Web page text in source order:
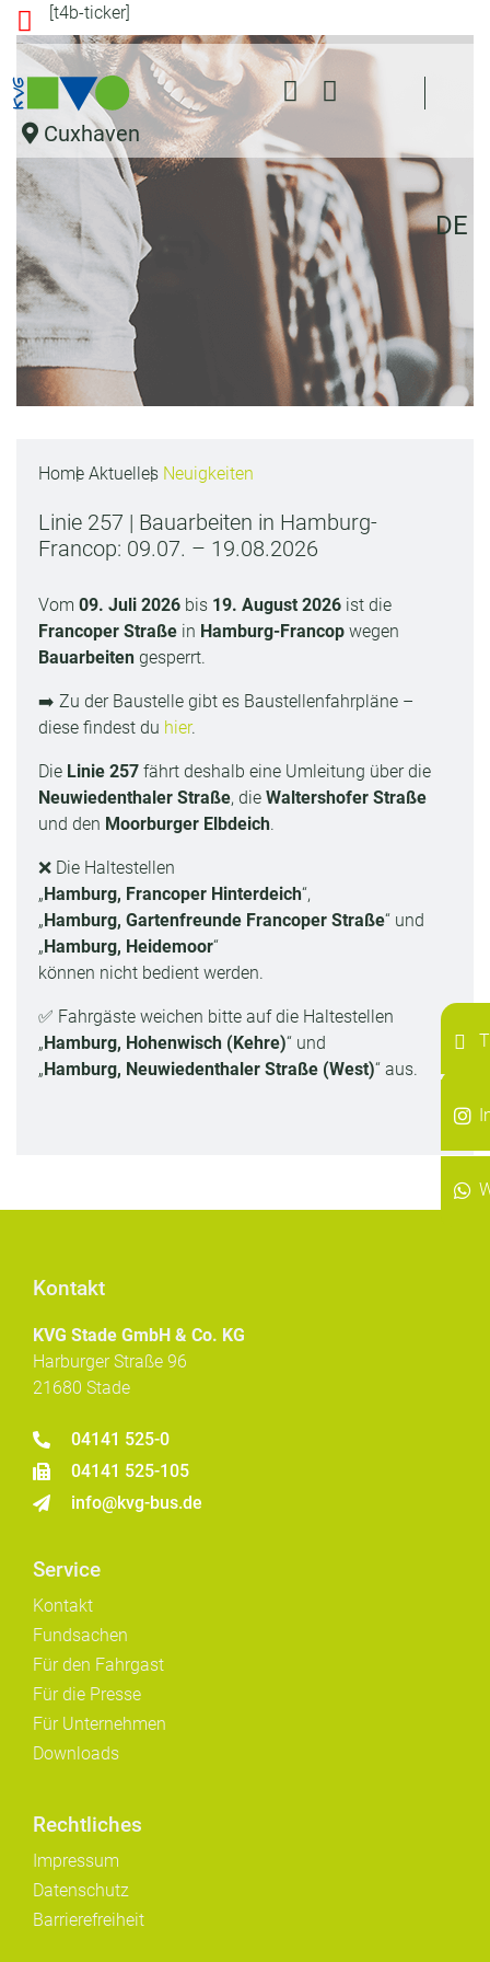
in
[t4b-ticker]
DE
Cuxhaven
Home Aktuelles Neuigkeiten
Linie 257 | Bauarbeiten in Hamburg-
Francop: 09.07. – 19.08.2026
Vom 09. Juli 2026 bis 19. August 2026 ist die
Francoper Straße in Hamburg-Francop wegen
Bauarbeiten gesperrt.
➡️ Zu der Baustelle gibt es Baustellenfahrpläne –
diese findest du hier.
Die Linie 257 fährt deshalb eine Umleitung über die
Neuwiedenthaler Straße, die Waltershofer Straße
und den Moorburger Elbdeich.
❌ Die Haltestellen
„Hamburg, Francoper Hinterdeich“,
„Hamburg, Gartenfreunde Francoper Straße“ und
„Hamburg, Heidemoor“
können nicht bedient werden.
✅ Fahrgäste weichen bitte auf die Haltestellen
„Hamburg, Hohenwisch (Kehre)“ und
„Hamburg, Neuwiedenthaler Straße (West)“ aus.
Kontakt
KVG Stade GmbH & Co. KG
Harburger Straße 96
21680 Stade
04141 525-0
04141 525-105
info@kvg-bus.de
Service
Kontakt
Fundsachen
Für den Fahrgast
Für die Presse
Für Unternehmen
Downloads
Rechtliches
Impressum
Datenschutz
Barrierefreiheit